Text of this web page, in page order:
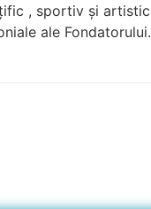
, sportiv şi
ale Fondatorului.